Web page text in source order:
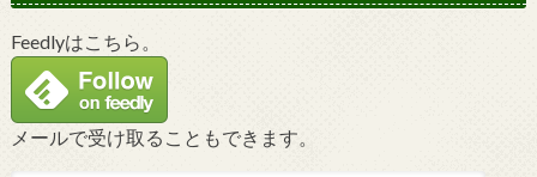
Feedlyはこちら。
メールで受け取ることもできます。